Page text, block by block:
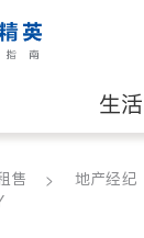
生活
律师
售 地产经纪